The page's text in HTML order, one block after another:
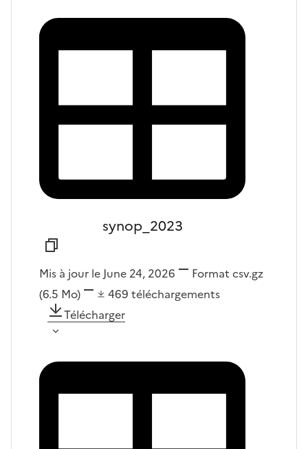
synop_2023
Mis à jour le June 24, 2026 Format csv.gz
(6.5 Mo)
469 téléchargements
Télécharger